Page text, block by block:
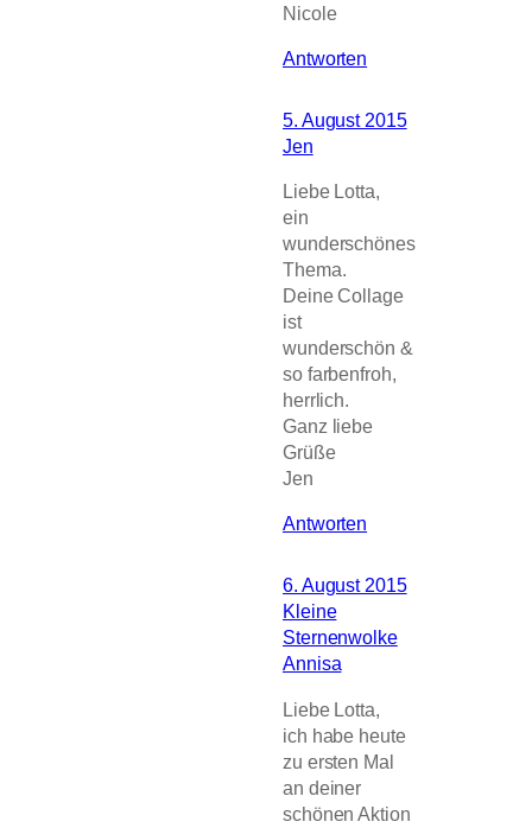
Nicole
Antworten
5. August 2015
Jen
Liebe Lotta,
ein
wunderschönes
Thema.
Deine Collage
ist
wunderschön &
so farbenfroh,
herrlich.
Ganz liebe
Grüße
Jen
Antworten
6. August 2015
Kleine
Sternenwolke
Annisa
Liebe Lotta,
ich habe heute
zu ersten Mal
an deiner
schönen Aktion